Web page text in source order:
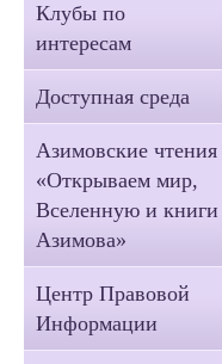
Клубы по
интересам
Доступная среда
Азимовские чтения
«Открываем мир,
Вселенную и книги
Азимова»
Центр Правовой
Информации